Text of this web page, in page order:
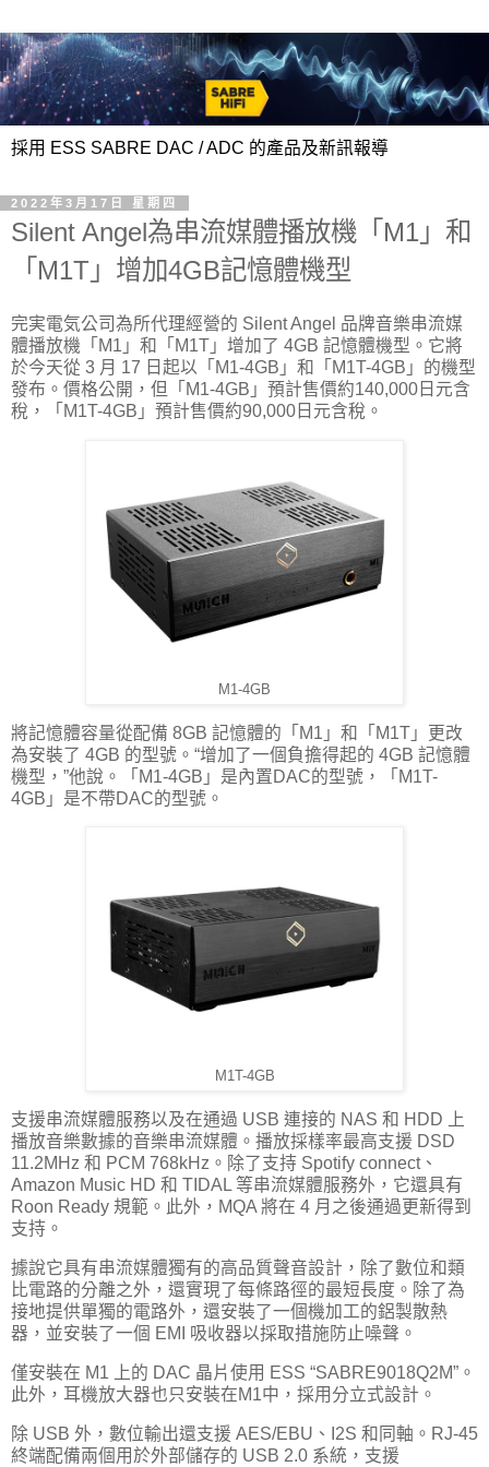
採用 ESS SABRE DAC / ADC 的產品及新訊報導
2022年3月17日 星期四
Silent Angel為串流媒體播放機「M1」和
「M1T」增加4GB記憶體機型
完実電気公司為所代理經營的 Silent Angel 品牌音樂串流媒
體播放機「M1」和「M1T」增加了 4GB 記憶體機型。它將
於今天從 3 月 17 日起以「M1-4GB」和「M1T-4GB」的機型
發布。價格公開，但「M1-4GB」預計售價約140,000日元含
稅，「M1T-4GB」預計售價約90,000日元含稅。
M1-4GB
將記憶體容量從配備 8GB 記憶體的「M1」和「M1T」更改
為安裝了 4GB 的型號。“增加了一個負擔得起的 4GB 記憶體
機型，”他說。「M1-4GB」是內置DAC的型號，「M1T-
4GB」是不帶DAC的型號。
M1T-4GB
支援串流媒體服務以及在通過 USB 連接的 NAS 和 HDD 上
播放音樂數據的音樂串流媒體。播放採樣率最高支援 DSD
11.2MHz 和 PCM 768kHz。除了支持 Spotify connect、
Amazon Music HD 和 TIDAL 等串流媒體服務外，它還具有
Roon Ready 規範。此外，MQA 將在 4 月之後通過更新得到
支持。
據說它具有串流媒體獨有的高品質聲音設計，除了數位和類
比電路的分離之外，還實現了每條路徑的最短長度。除了為
接地提供單獨的電路外，還安裝了一個機加工的鋁製散熱
器，並安裝了一個 EMI 吸收器以採取措施防止噪聲。
僅安裝在 M1 上的 DAC 晶片使用 ESS “SABRE9018Q2M”。
此外，耳機放大器也只安裝在M1中，採用分立式設計。
除 USB 外，數位輸出還支援 AES/EBU、I2S 和同軸。RJ-45
終端配備兩個用於外部儲存的 USB 2.0 系統，支援